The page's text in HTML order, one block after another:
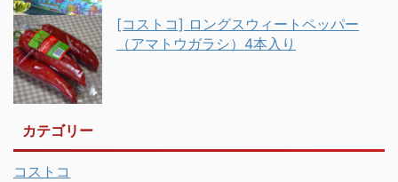
[コストコ] ロングスウィートペッパー
（アマトウガラシ）4本入り
カテゴリー
コストコ